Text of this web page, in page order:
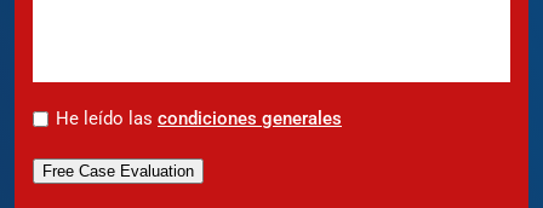
* He leído las condiciones generales
Free Case Evaluation